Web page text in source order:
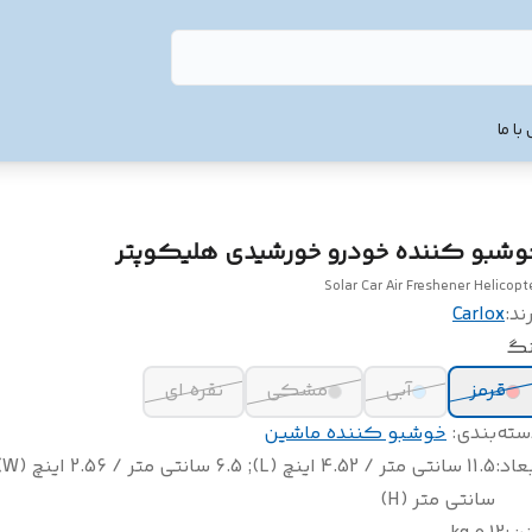
ما
کننده خودرو خورشیدی هلیکوپتر
Solar Car Air Freshener
Carlox
قرمز
آبی مشکی
نقره ای
: خوشبو کننده ماشین
:
سانتی متر (H)